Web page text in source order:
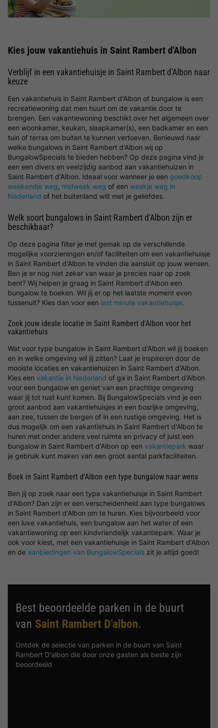
Kies jouw vakantiehuis in Saint Rambert d'Albon
Verblijf in een vakantiehuisje in Saint Rambert d'Albon naar
keuze
Een vakantiehuis in Saint Rambert d'Albon of bungalow is een
recreatiewoning dat men huurt om de vakantie door te
brengen. Een vakantiewoning beschikt over het algemeen over
een woonkamer, keuken, slaapkamer(s), een badkamer en een
tuin of terras om buiten te kunnen vertoeven. Benieuwd naar
welke bungalows in Saint Rambert d'Albon wij op
BungalowSpecials te bieden hebben? Op deze pagina vind je
een een divers en veelzijdig aanbod aan vakantiehuizen in
Saint Rambert d'Albon. Ideaal voor wanneer je een goedkoop
weekendje weg, midweek weg of een weekje weg in
Nederland of het buitenland wilt met je geliefdes.
Welk soort bungalows in Saint Rambert d'Albon zijn er
beschikbaar?
Op deze pagina filter je met gemak op de verschillende
mogelijke voorzieningen en/of faciliteiten om een vakantiehuisje
in Saint Rambert d'Albon te vinden die aansluit op jouw wensen.
Ben je er nog niet zeker van waar je precies naar op zoek
bent? Wij helpen je graag in Saint Rambert d'Albon een
bungalow te boeken. Wil jij er op het laatste moment even
tussenuit? Kies dan voor een last minute vakantiehuisje.
Zoek jouw ideale locatie in Saint Rambert d'Albon voor het
vakantiehuis
Wat voor type bungalow in Saint Rambert d'Albon wil jij boeken
en in welke omgeving wil jij zitten? Laat je inspireren door de
mooiste locaties en vakantiehuizen in Saint Rambert d'Albon.
Kies een vakantie in Nederland of ga in Saint Rambert d'Albon
voor een bungalow en geniet van een prachtige omgeving
waar jij tot rust kunt komen. Bij BungalowSpecials vind je een
groot aanbod aan vakantiehuisjes in een bosrijke omgeving,
aan zee, tussen de bergen of in een rustige omgeving. Het is
dus mogelijk om een vakantiehuis in Saint Rambert d'Albon te
huren met onder andere veel ruimte en privacy of juist een
bungalow in Saint Rambert d'Albon op een vakantiepark waar
je gebruik kunt maken van een groot aantal parkfaciliteiten.
Boek in Saint Rambert d'Albon een type bungalow naar wens
Ben jij op zoek naar een type vakantiehuisje in Saint Rambert
d'Albon? Dan zijn er een verscheidenheid aan type bungalows
in Saint Rambert d'Albon om te huren. Kies bijvoorbeeld voor
een luxe vakantiehuis, een bungalow aan het water of een
vakantiewoning op een kindvriendelijk vakantiepark. Waar je
ook voor kiest, met een vakantiehuisje in Saint Rambert d'Albon
en de aanbiedingen van BungalowSpecials zit je altijd goed!
Best beoordeelde parken in de buurt
van Saint Rambert D'albon.
Ontdek de selectie van parken in de buurt van Saint
Rambert D'albon die door onze gasten als beste zijn
beoordeeld